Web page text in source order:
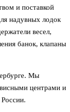
и поставкой
надувных лодок
весел,
банок, клапаны
Мы
центрами и